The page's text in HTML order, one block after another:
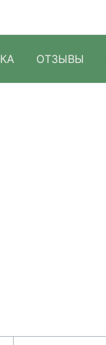
ОТЗЫВЫ